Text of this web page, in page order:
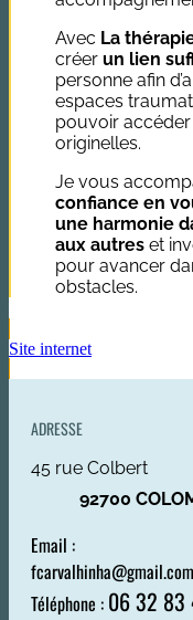
Avec La
créer un lien
personne afin
espaces
pouvoir
originelles.
Je vous
confiance en
une harmonie
aux autres et
pour avancer
obstacles.
Site internet
ADRESSE
45 rue Colbert
92700
Email :
fcarvalhinha@gmail.com
Téléphone : 06 32 83